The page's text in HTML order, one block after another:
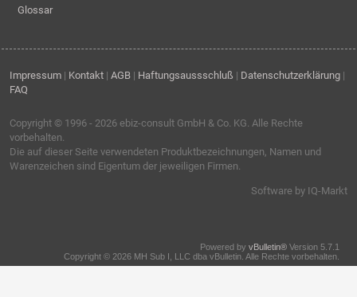
Glossar
Impressum | Kontakt | AGB | Haftungsaussschluß | Datenschutzerklärung |
FAQ
Copyright © 1996 - 2026 ebiz-consult GmbH & Co. KG. Alle Rechte
vorbehalten.
Die auf dieser Seite verwendeten Produktbezeichnungen, Namen und
Warenzeichen sind Eigentum der jeweiligen Firmen.
Software by IQ-Markt
Powered by vBulletin® Version 5.7.1
Copyright © 2026 MH Sub I, LLC dba vBulletin. Alle Rechte vorbehalten.